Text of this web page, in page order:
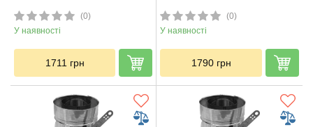
(0)
У наявності
1711 грн
(0)
У наявності
1790 грн